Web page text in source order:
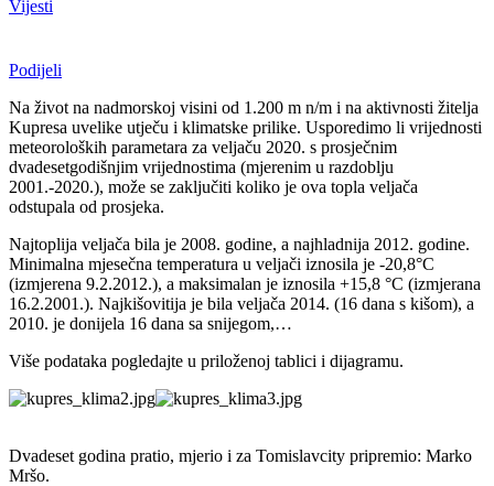
Vijesti
Podijeli
Na život na nadmorskoj visini od 1.200 m n/m i na aktivnosti žitelja
Kupresa uvelike utječu i klimatske prilike. Usporedimo li vrijednosti
meteoroloških parametara za veljaču 2020. s prosječnim
dvadesetgodišnjim vrijednostima (mjerenim u razdoblju
2001.-2020.), može se zaključiti koliko je ova topla veljača
odstupala od prosjeka.
Najtoplija veljača bila je 2008. godine, a najhladnija 2012. godine.
Minimalna mjesečna temperatura u veljači iznosila je -20,8°C
(izmjerena 9.2.2012.), a maksimalan je iznosila +15,8 °C (izmjerana
16.2.2001.). Najkišovitija je bila veljača 2014. (16 dana s kišom), a
2010. je donijela 16 dana sa snijegom,…
Više podataka pogledajte u priloženoj tablici i dijagramu.
Dvadeset godina pratio, mjerio i za Tomislavcity pripremio: Marko
Mršo.